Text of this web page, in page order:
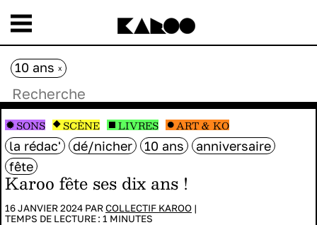
Karoo fête ses dix ans !
16 JANVIER 2024 PARCOLLECTIF KAROO |
TEMPS DE LECTURE : 1 MINUTES
la rédac' dé/nicher 10 ans
anniversaire
fête
SONS SCÈNE LIVRES ART & KO
10 ans x